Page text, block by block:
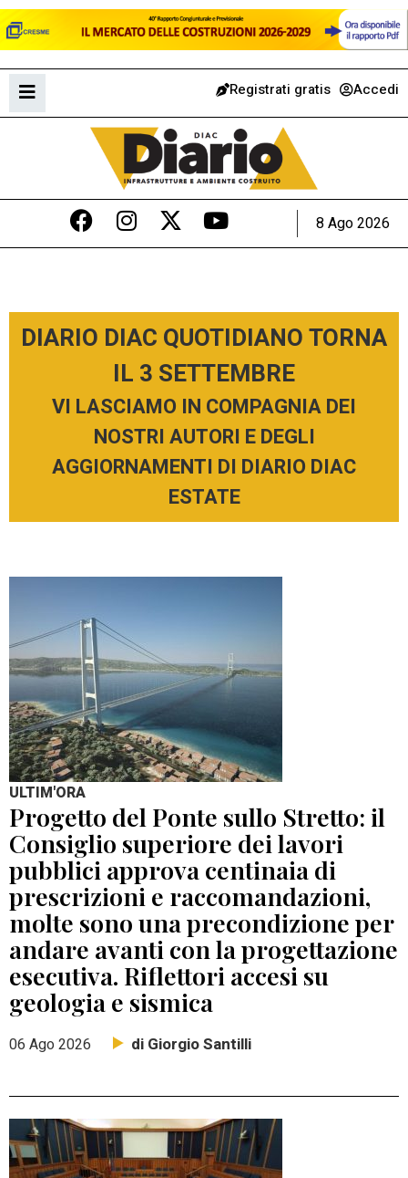
Registrati gratis Accedi
8 Ago 2026
DIARIO DIAC QUOTIDIANO TORNA
IL 3 SETTEMBRE
VI LASCIAMO IN COMPAGNIA DEI
NOSTRI AUTORI E DEGLI
AGGIORNAMENTI DI DIARIO DIAC
ESTATE
ULTIM'ORA
Progetto del Ponte sullo Stretto: il
Consiglio superiore dei lavori
pubblici approva centinaia di
prescrizioni e raccomandazioni,
molte sono una precondizione per
andare avanti con la progettazione
esecutiva. Riflettori accesi su
geologia e sismica
06 Ago 2026 di Giorgio Santilli